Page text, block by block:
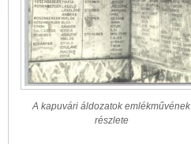
A kapuvári áldozatok emlékművének
részlete